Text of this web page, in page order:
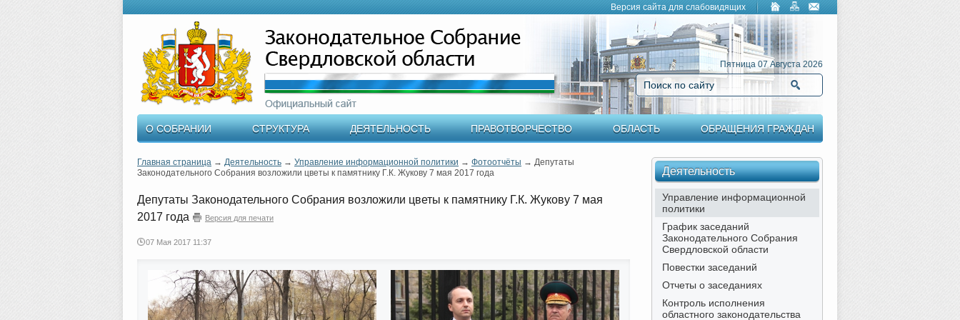
Версия сайта для слабовидящих
Пятница 07 Августа 2026
Поиск по сайту
О СОБРАНИИ СТРУКТУРА ДЕЯТЕЛЬНОСТЬ ПРАВОТВОРЧЕСТВО ОБЛАСТЬ ОБРАЩЕНИЯ ГРАЖДАН
Главная страница → Деятельность → Управление информационной политики → Фотоотчёты → Депутаты
Законодательного Собрания возложили цветы к памятнику Г.К. Жукову 7 мая 2017 года
Депутаты Законодательного Собрания возложили цветы к памятнику Г.К. Жукову 7 мая
2017 года
Версия для печати
07 Мая 2017 11:37
Деятельность
Управление информационной
политики
График заседаний
Законодательного Собрания
Свердловской области
Повестки заседаний
Отчеты о заседаниях
Контроль исполнения
областного законодательства